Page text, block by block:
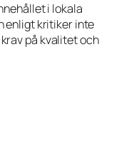
i lokala
enligt kritiker inte
på kvalitet och